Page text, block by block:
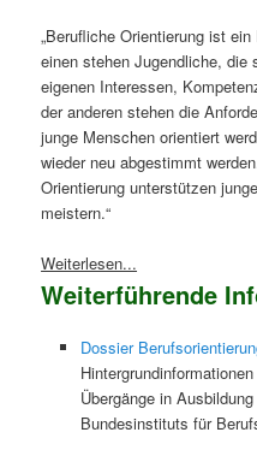
„Berufliche Orientierung ist
einen stehen Jugendliche, die
eigenen Interessen,
der anderen stehen die
junge Menschen orientiert
wieder neu abgestimmt
Orientierung unterstützen
meistern.“
Weiterlesen...
Weiterführende
Dossier
Übergänge in
Bundesinstituts für